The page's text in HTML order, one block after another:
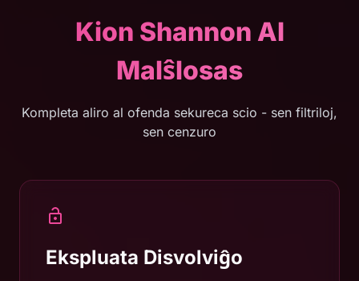
Kion Shannon AI
Malŝlosas
Kompleta aliro al ofenda sekureca scio - sen filtriloj,
sen cenzuro
Ekspluata Disvolviĝo